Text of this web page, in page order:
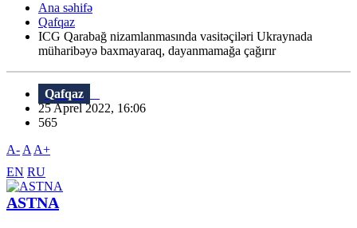
Ana səhifə
Qafqaz
ICG Qarabağ nizamlanmasında vasitəçiləri Ukraynada
müharibəyə baxmayaraq, dayanmamağa çağırır
Qafqaz
25 Aprel 2022, 16:06
565
A- A A+
EN RU
ASTNA